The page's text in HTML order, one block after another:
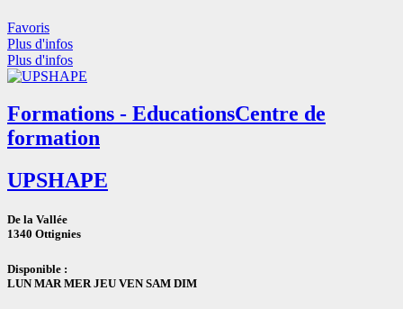
Favoris
Plus d'infos
Plus d'infos
Formations - EducationsCentre de
formation
UPSHAPE
De la Vallée
1340 Ottignies
Disponible :
LUN MAR MER JEU VEN SAM DIM